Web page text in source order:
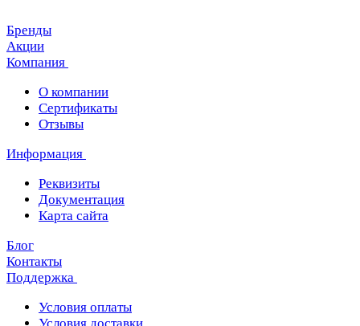
Бренды
Акции
Компания
О компании
Сертификаты
Отзывы
Информация
Реквизиты
Документация
Карта сайта
Блог
Контакты
Поддержка
Условия оплаты